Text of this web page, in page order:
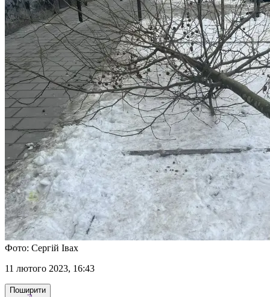
Фото: Сергій Івах
11 лютого 2023, 16:43
Поширити